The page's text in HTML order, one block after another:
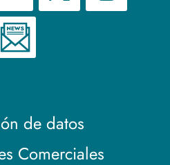
de datos
Comerciales